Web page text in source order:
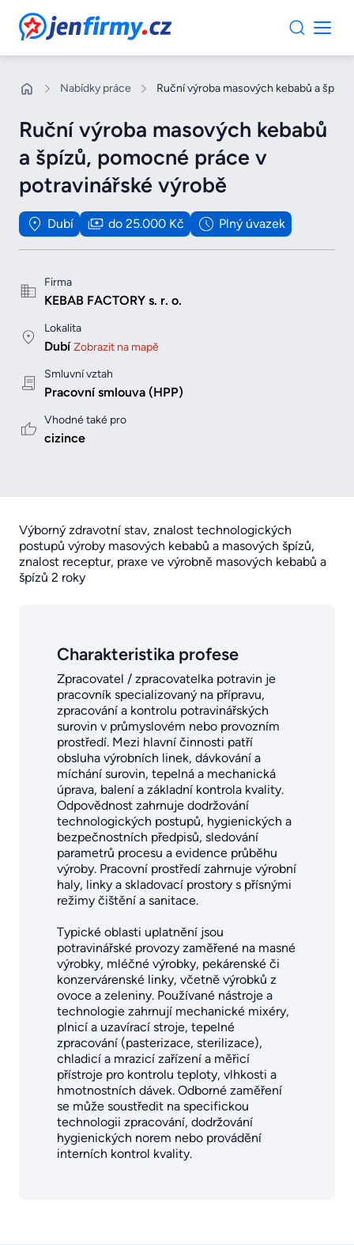
JenFirmy.cz
Nabídky práce Ruční výroba masových kebabů a
Ruční výroba masových kebabů
a špízů, pomocné práce v
potravinářské výrobě
Dubí do 25.000 Kč Plný úvazek
Firma
KEBAB FACTORY s. r. o.
Lokalita
Dubí Zobrazit na mapě
Smluvní vztah
Pracovní smlouva (HPP)
Vhodné také pro
cizince
Výborný zdravotní stav, znalost technologických
postupů výroby masových kebabů a masových špízů,
znalost receptur, praxe ve výrobně masových kebabů a
špízů 2 roky
Charakteristika profese
Zpracovatel / zpracovatelka potravin je
pracovník specializovaný na přípravu,
zpracování a kontrolu potravinářských
surovin v průmyslovém nebo provozním
prostředí. Mezi hlavní činnosti patří
obsluha výrobních linek, dávkování a
míchání surovin, tepelná a mechanická
úprava, balení a základní kontrola kvality.
Odpovědnost zahrnuje dodržování
technologických postupů, hygienických a
bezpečnostních předpisů, sledování
parametrů procesu a evidence průběhu
výroby. Pracovní prostředí zahrnuje výrobní
haly, linky a skladovací prostory s přísnými
režimy čištění a sanitace.
Typické oblasti uplatnění jsou
potravinářské provozy zaměřené na masné
výrobky, mléčné výrobky, pekárenské či
konzervárenské linky, včetně výrobků z
ovoce a zeleniny. Používané nástroje a
technologie zahrnují mechanické mixéry,
plnicí a uzavírací stroje, tepelné
zpracování (pasterizace, sterilizace),
chladicí a mrazicí zařízení a měřicí
přístroje pro kontrolu teploty, vlhkosti a
hmotnostních dávek. Odborné zaměření
se může soustředit na specifickou
technologii zpracování, dodržování
hygienických norem nebo provádění
interních kontrol kvality.